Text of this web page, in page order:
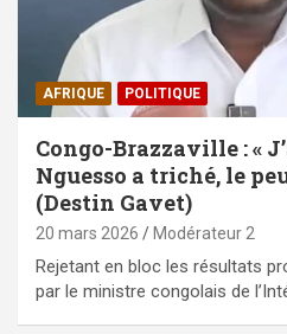
AFRIQUE POLITIQUE
Congo-Brazzaville : «
Nguesso a triché, le
(Destin Gavet)
20 mars 2026 Modérateur 2
Rejetant en bloc les résultats
par le ministre congolais de